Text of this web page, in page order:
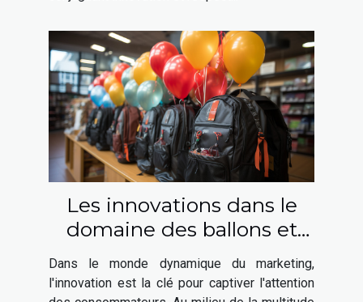
Les innovations dans le
domaine des ballons et
drapeaux sac à dos pour le
marketing
Dans le monde dynamique du marketing,
l'innovation est la clé pour captiver l'attention